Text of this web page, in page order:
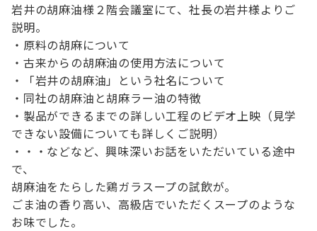
岩井の胡麻油様２階会議室にて、社長の岩井様よりご
説明。
・原料の胡麻について
・古来からの胡麻油の使用方法について
・「岩井の胡麻油」という社名について
・同社の胡麻油と胡麻ラー油の特徴
・製品ができるまでの詳しい工程のビデオ上映（見学
できない設備についても詳しくご説明）
・・・などなど、興味深いお話をいただいている途中
で、
胡麻油をたらした鶏ガラスープの試飲が。
ごま油の香り高い、高級店でいただくスープのような
お味でした。